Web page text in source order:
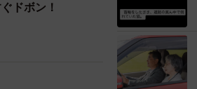
ドボン！